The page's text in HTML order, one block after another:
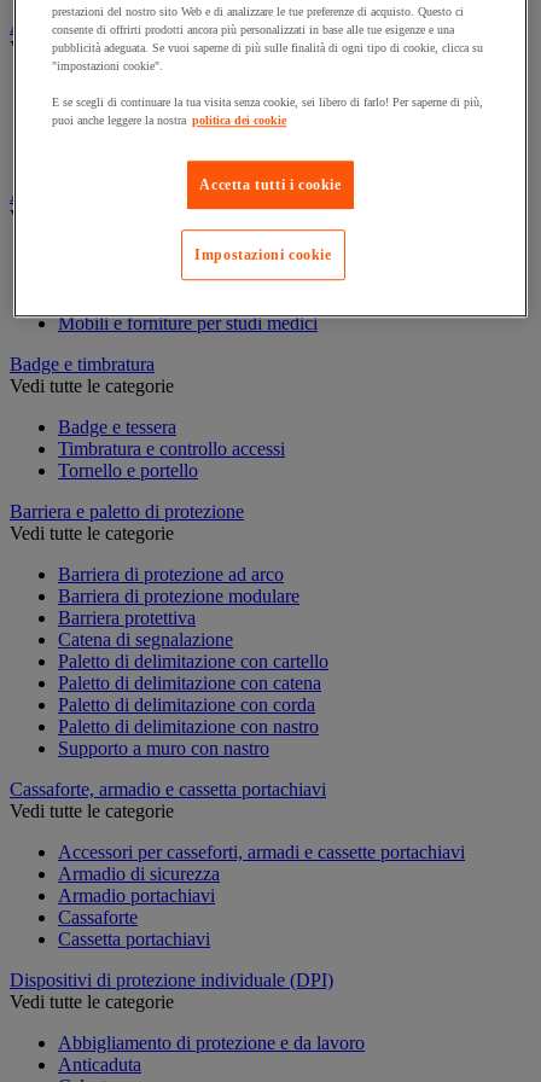
Assorbente industriale
Vedi tutte le categorie
Barriera anti-inquinamento e sistema di deviazione delle
Attrezzatura e mobili per studi medici
Vedi tutte le categorie
Armadietto pronto soccorso
Lettino, paravento e sedia per studi medici
Mobili e forniture per studi medici
Badge e timbratura
Vedi tutte le categorie
Badge e tessera
Timbratura e controllo accessi
Tornello e portello
Barriera e paletto di protezione
Vedi tutte le categorie
Barriera di protezione ad arco
Barriera di protezione modulare
Barriera protettiva
Catena di segnalazione
Paletto di delimitazione con cartello
Paletto di delimitazione con catena
Paletto di delimitazione con corda
Paletto di delimitazione con nastro
Supporto a muro con nastro
Cassaforte, armadio e cassetta portachiavi
Vedi tutte le categorie
Accessori per casseforti, armadi e cassette portachiavi
Armadio di sicurezza
Armadio portachiavi
Cassaforte
Cassetta portachiavi
Dispositivi di protezione individuale (DPI)
Vedi tutte le categorie
Abbigliamento di protezione e da lavoro
Anticaduta
prestazioni del nostro sito Web e di analizzare le tue preferenze di acquisto. Questo ci
consente di offrirti prodotti ancora più personalizzati in base alle tue esigenze e una
pubblicità adeguata. Se vuoi saperne di più sulle finalità di ogni tipo di cookie, clicca su
"impostazioni cookie".
E se scegli di continuare la tua visita senza cookie, sei libero di farlo! Per saperne di più,
puoi anche leggere la nostra politica dei cookie
Accetta tutti i cookie
Impostazioni cookie